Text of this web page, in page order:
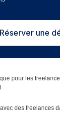
Réserver une
pour les
des freelances